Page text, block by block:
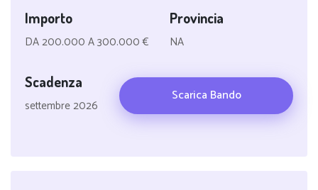
Importo
DA 200.000 A 300.000 €
Provincia
NA
Scadenza
settembre 2026
Scarica Bando